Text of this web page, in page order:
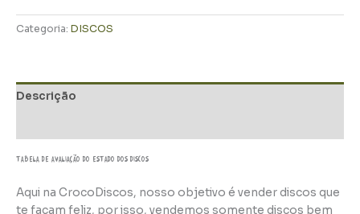
Categoria: DISCOS
Descrição
TABELA DE AVALIAÇÃo do estado dos discos
Aqui na CrocoDiscos, nosso objetivo é vender discos que
te façam feliz, por isso, vendemos somente discos bem